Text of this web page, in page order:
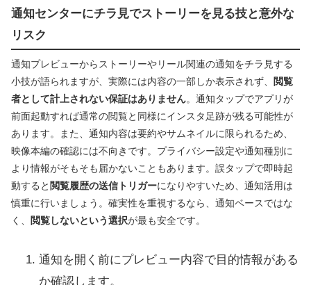
通知センターにチラ見でストーリーを見る技と意外な
リスク
通知プレビューからストーリーやリール関連の通知をチラ見する
小技が語られますが、実際には内容の一部しか表示されず、
閲覧
者として計上されない保証はありません。通知タップでアプリが
前面起動すれば通常の閲覧と同様にインスタ足跡が残る可能性が
あります。また、通知内容は要約やサムネイルに限られるため、
映像本編の確認には不向きです。プライバシー設定や通知種別に
より情報がそもそも届かないこともあります。誤タップで即時起
動すると 閲覧履歴の送信トリガーになりやすいため、通知活用は
慎重に行いましょう。確実性を重視するなら、通知ベースではな
く、
閲覧しないという選択が最も安全です。
通知を開く前にプレビュー内容で目的情報がある
か確認します。